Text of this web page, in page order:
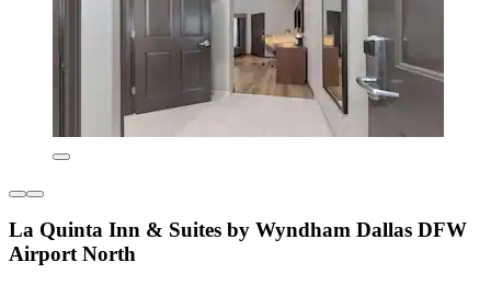
La Quinta Inn & Suites by Wyndham Dallas DFW
Airport North